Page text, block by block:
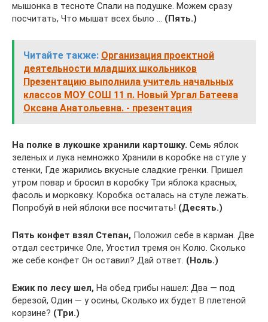
мышонка в тесноте Спали на подушке. Можем сразу
посчитать, Что мышат всех было … (Пять.)
Читайте также: Организация проектной
деятельности младших школьников
Презентацию выполнила учитель начальных
классов МОУ СОШ 11 п. Новый Ургал Батеева
Оксана Анатольевна. - презентация
На полке в лукошке хранили картошку. Семь яблок
зеленых и лука немножко Хранили в коробке на стуле у
стенки, Где жарились вкусные сладкие гренки. Пришел
утром повар и бросил в коробку Три яблока красных,
фасоль и морковку. Коробка осталась на стуле лежать.
Попробуй в ней яблоки все посчитать! (Десять.)
Пять конфет взял Степан, Положил себе в карман. Две
отдал сестричке Оле, Угостил тремя он Колю. Сколько
же себе конфет Он оставил? Дай ответ. (Ноль.)
Ежик по лесу шел, На обед грибы нашел: Два — под
березой, Один — у осины, Сколько их будет В плетеной
корзине? (Три.)